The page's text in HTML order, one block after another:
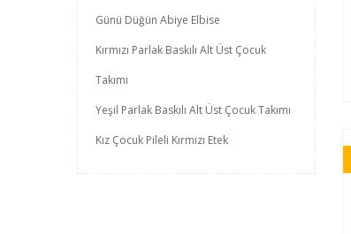
Günü Düğün Abiye Elbise
Kırmızı Parlak Baskılı Alt Üst Çocuk
Takımı
Yeşil Parlak Baskılı Alt Üst Çocuk Takımı
Kız Çocuk Pileli Kırmızı Etek